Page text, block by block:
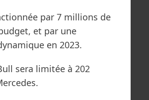
par 7 millions de
et par une
en 2023.
sera limitée à 202